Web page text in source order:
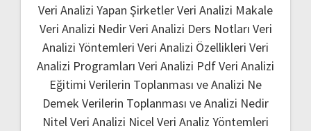
Veri Analizi Yapan ŞirketlerVeri Analizi Makale
Veri Analizi NedirVeri Analizi Ders Notları Veri
Analizi Yöntemleri Veri Analizi Özellikleri Veri
Analizi Programları Veri Analizi PdfVeri Analizi
Eğitimi Verilerin Toplanması ve Analizi Ne
Demek Verilerin Toplanması ve Analizi Nedir
Nitel Veri Analizi Nicel Veri Analiz Yöntemleri